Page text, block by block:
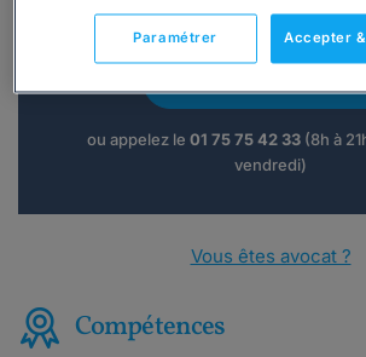
téléphone ?
ou appelez le 01 75 75 42 33(8h à
vendredi)
Vous êtes avocat ?
Compétences
Accepter
Paramétrer